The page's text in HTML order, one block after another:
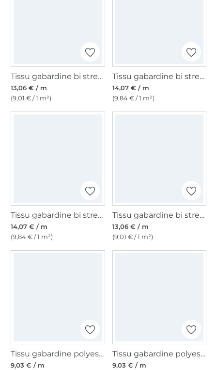
Tissu gabardine bi stretch, vert armée
13,06 € / m
(9,01 € / 1 m²)
Tissu gabardine bi stretch uni, beige
14,07 € / m
(9,84 € / 1 m²)
Tissu gabardine bi stretch uni, blanc cassé
14,07 € / m
(9,84 € / 1 m²)
Tissu gabardine bi stretch, marron foncé
13,06 € / m
(9,01 € / 1 m²)
Tissu gabardine polyester, rouge
9,03 € / m
Tissu gabardine polyester, noir
9,03 € / m